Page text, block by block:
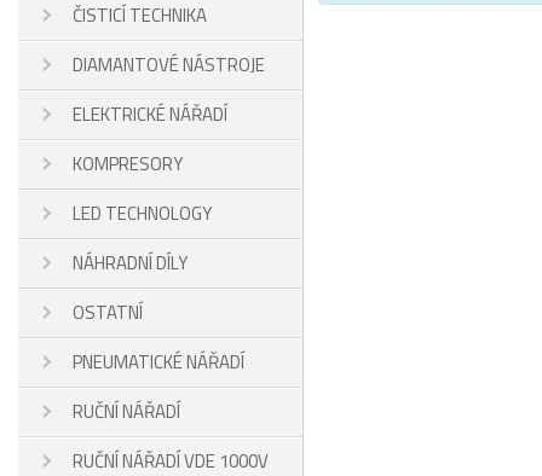
ČISTICÍ TECHNIKA
DIAMANTOVÉ NÁSTROJE
ELEKTRICKÉ NÁŘADÍ
KOMPRESORY
LED TECHNOLOGY
NÁHRADNÍ DÍLY
OSTATNÍ
PNEUMATICKÉ NÁŘADÍ
RUČNÍ NÁŘADÍ
RUČNÍ NÁŘADÍ VDE 1000V